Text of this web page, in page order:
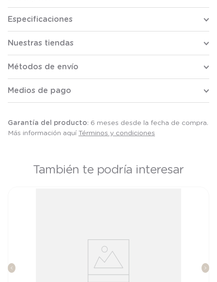
Especificaciones
Nuestras tiendas
Métodos de envío
Medios de pago
Garantía del producto: 6 meses desde la fecha de compra.
Más información aquí Términos y condiciones
También te podría interesar